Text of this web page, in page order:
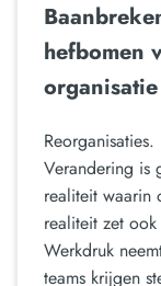
hefbomen
organisatie
Verandering is
realiteit waarin
realiteit zet
Werkdruk
teams krijgen